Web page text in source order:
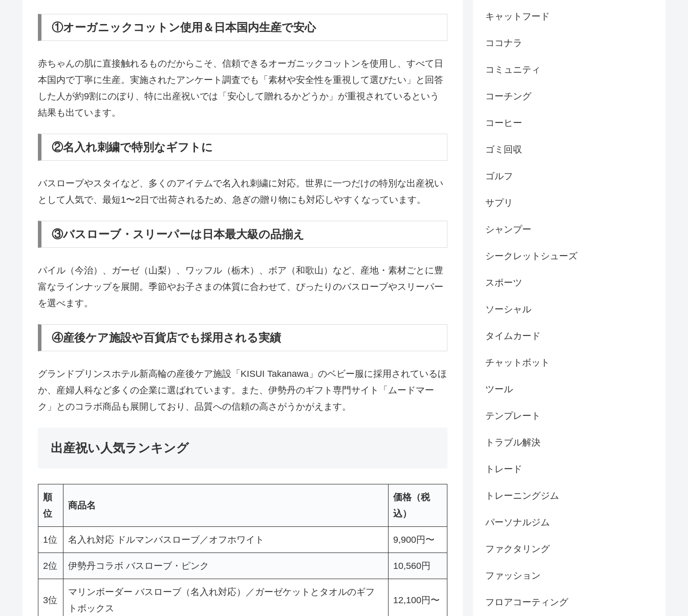
①オーガニックコットン使用＆日本国内生産で安心
赤ちゃんの肌に直接触れるものだからこそ、信頼できるオーガニックコットンを使用し、すべて日
本国内で丁寧に生産。実施されたアンケート調査でも「素材や安全性を重視して選びたい」と回答
した人が約9割にのぼり、特に出産祝いでは「安心して贈れるかどうか」が重視されているという
結果も出ています。
②名入れ刺繍で特別なギフトに
バスローブやスタイなど、多くのアイテムで名入れ刺繍に対応。世界に一つだけの特別な出産祝い
として人気で、最短1〜2日で出荷されるため、急ぎの贈り物にも対応しやすくなっています。
③バスローブ・スリーパーは日本最大級の品揃え
パイル（今治）、ガーゼ（山梨）、ワッフル（栃木）、ボア（和歌山）など、産地・素材ごとに豊
富なラインナップを展開。季節やお子さまの体質に合わせて、ぴったりのバスローブやスリーパー
を選べます。
④産後ケア施設や百貨店でも採用される実績
グランドプリンスホテル新高輪の産後ケア施設「KISUI Takanawa」のベビー服に採用されているほ
か、産婦人科など多くの企業に選ばれています。また、伊勢丹のギフト専門サイト「ムードマー
ク」とのコラボ商品も展開しており、品質への信頼の高さがうかがえます。
出産祝い人気ランキング
順
位
商品名
価格（税
込）
1位 名入れ対応 ドルマンバスローブ／オフホワイト 9,900円〜
2位 伊勢丹コラボ バスローブ・ピンク 10,560円
3位
マリンボーダー バスローブ（名入れ対応）／ガーゼケットとタオルのギフ
トボックス
12,100円〜
キャットフード
ココナラ
コミュニティ
コーチング
コーヒー
ゴミ回収
ゴルフ
サプリ
シャンプー
シークレットシューズ
スポーツ
ソーシャル
タイムカード
チャットボット
ツール
テンプレート
トラブル解決
トレード
トレーニングジム
パーソナルジム
ファクタリング
ファッション
フロアコーティング